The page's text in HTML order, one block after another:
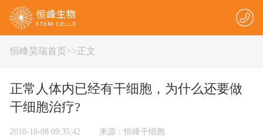
恒峰昊瑞首页>>正文
正常人体内已经有干细胞，为什么还要做
干细胞治疗?
2018-10-08 09:35:42 来源：恒峰干细胞